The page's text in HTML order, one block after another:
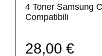
4 Toner Samsung
Compatibili
28,00 €